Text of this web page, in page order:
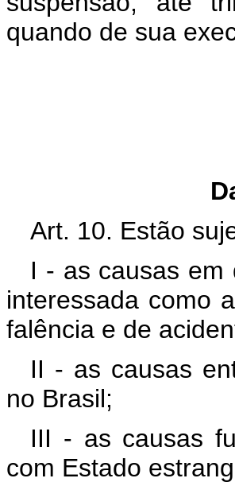
quando de sua
Art. 10. Estão
I - as causas em
interessada como
falência e de
II - as causas
no Brasil;
III - as causas
com Estado